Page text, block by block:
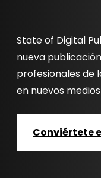
State of Digital
nueva
profesionales de
en nuevos
Conviértete